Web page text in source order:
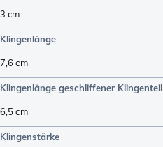
3 cm
Klingenlänge
7,6cm
Klingenlänge geschliffener Klingenteil
6,5cm
Klingenstärke